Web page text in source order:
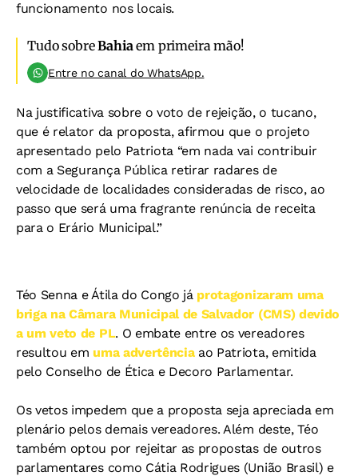
funcionamento nos locais.
Tudo sobreBahiaem primeira mão!
Entre no canal do WhatsApp.
Na justificativa sobre o voto de rejeição, o tucano,
que é relator da proposta, afirmou que o projeto
apresentado pelo Patriota “em nada vai contribuir
com a Segurança Pública retirar radares de
velocidade de localidades consideradas de risco, ao
passo que será uma fragrante renúncia de receita
para o Erário Municipal.”
Téo Senna e Átila do Congo já protagonizaram uma
briga na Câmara Municipal de Salvador (CMS) devido
a um veto de PL. O embate entre os vereadores
resultou em uma advertênciaao Patriota, emitida
pelo Conselho de Ética e Decoro Parlamentar.
Os vetos impedem que a proposta seja apreciada em
plenário pelos demais vereadores. Além deste, Téo
também optou por rejeitar as propostas de outros
parlamentares como Cátia Rodrigues (União Brasil) e